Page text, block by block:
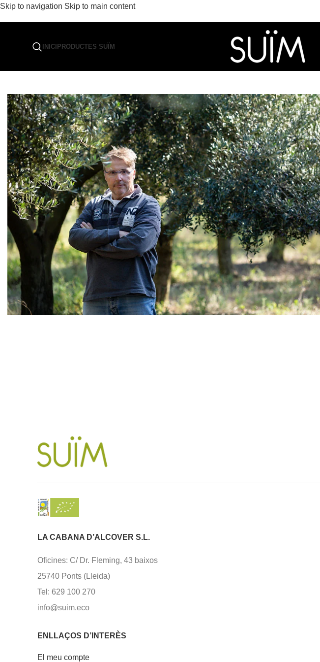
Skip to navigation Skip to main content
INICI PRODUCTES SUÏM
LA CABANA D’ALCOVER S.L.
Oficines: C/ Dr. Fleming, 43 baixos
25740 Ponts (Lleida)
Tel: 629 100 270
info@suim.eco
ENLLAÇOS D’INTERÈS
El meu compte